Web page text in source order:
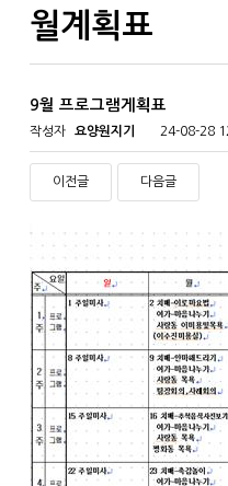
월계획표
9월 프로그램게획표
작성자 요양원지기 24-08-28
이전글 다음글